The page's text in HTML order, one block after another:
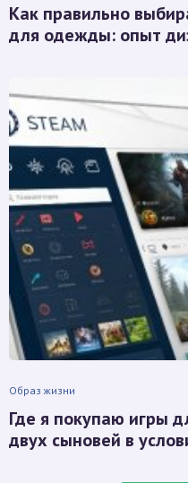
Как правильно
для одежды: опыт
Образ жизни
Где я покупаю игры
двух сыновей в